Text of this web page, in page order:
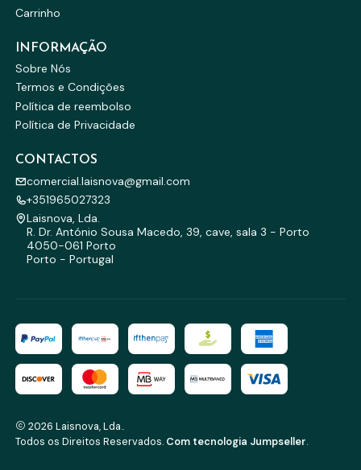
Carrinho
INFORMAÇÃO
Sobre Nós
Termos e Condições
Política de reembolso
Política de Privacidade
CONTACTOS
comercial.laisnova@gmail.com
+351965027323
Laisnova, Lda.
R. Dr. António Sousa Macedo, 39, cave, sala 3 - Porto
4050-061 Porto
Porto - Portugal
2026 Laisnova, Lda..
Todos os Direitos Reservados. Com tecnologia Jumpseller.